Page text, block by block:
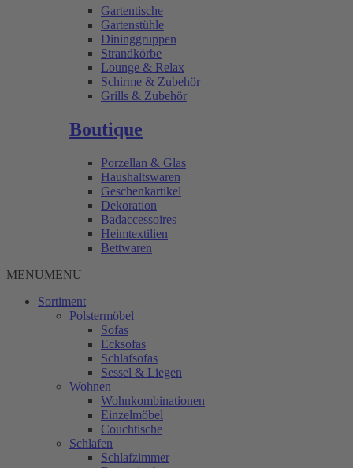
Gartentische
Gartenstühle
Dininggruppen
Strandkörbe
Lounge & Relax
Schirme & Zubehör
Grills & Zubehör
Boutique
Porzellan & Glas
Haushaltswaren
Geschenkartikel
Dekoration
Badaccessoires
Heimtextilien
Bettwaren
MENUMENU
Sortiment
Polstermöbel
Sofas
Ecksofas
Schlafsofas
Sessel & Liegen
Wohnen
Wohnkombinationen
Einzelmöbel
Couchtische
Schlafen
Schlafzimmer